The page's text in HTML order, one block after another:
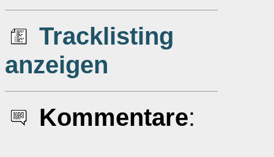
Tracklisting
anzeigen
Kommentare: